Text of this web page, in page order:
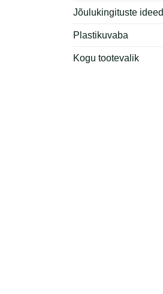
Jõulukingituste ideed
Plastikuvaba
Kogu tootevalik